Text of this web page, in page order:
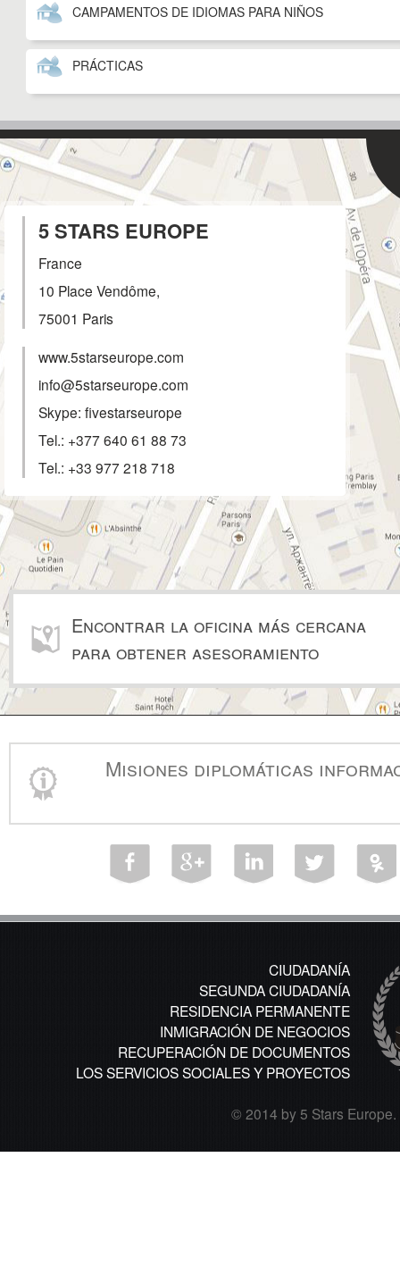
CAMPAMENTOS DE IDIOMAS PARA NIÑOS
PRÁCTICAS
5 STARS EUROPE
France
10 Place Vendôme,
75001 Paris
www.5starseurope.com
info@5starseurope.com
Skype: fivestarseurope
Tel.: +377 640 61 88 73
Tel.: +33 977 218 718
Encontrar la oficina más cercana
para obtener asesoramiento
Misiones diplomáticas
CIUDADANÍA
SEGUNDA CIUDADANÍA
RESIDENCIA PERMANENTE
INMIGRACIÓN DE NEGOCIOS
RECUPERACIÓN DE DOCUMENTOS
LOS SERVICIOS SOCIALES Y PROYECTOS
© 2014 by 5 Stars